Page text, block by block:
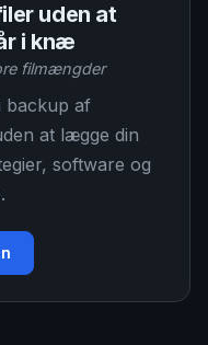
uden at
i knæ
filmængder
backup af
at lægge din
software og